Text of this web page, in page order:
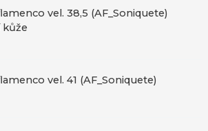
vel. 38,5 (AF_Soniquete)
kůže
vel. 41 (AF_Soniquete)